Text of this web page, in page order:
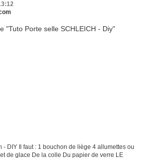
- DIY Il faut : 1 bouchon de liège 4 allumettes ou
de glace De la colle Du papier de verre LE